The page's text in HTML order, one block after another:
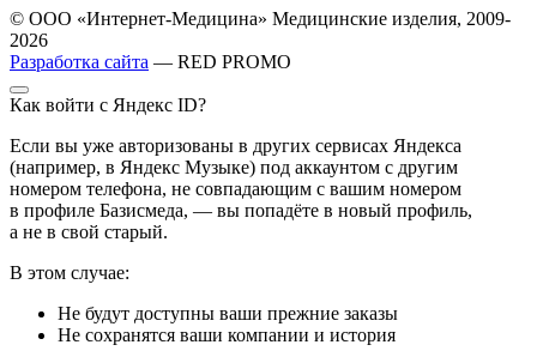
© ООО «Интернет-Медицина» Медицинские изделия, 2009-
2026
Разработка сайта — RED PROMO
Как войти с Яндекс ID?
Если вы уже авторизованы в других сервисах Яндекса
(например, в Яндекс Музыке) под аккаунтом с другим
номером телефона, не совпадающим с вашим номером
в профиле Базисмеда, — вы попадёте в новый профиль,
а не в свой старый.
В этом случае:
Не будут доступны ваши прежние заказы
Не сохранятся ваши компании и история